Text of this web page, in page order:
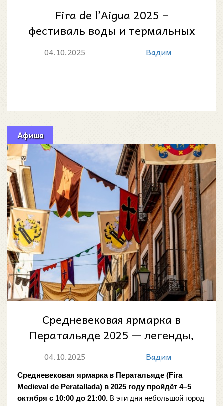
Fira de l’Aigua 2025 –
фестиваль воды и термальных
традиций в Кальдес-де-
Малавелья
04.10.2025 Вадим
Афиша
Средневековая ярмарка в
Ператальяде 2025 — легенды,
ремёсла и веселье
04.10.2025 Вадим
Средневековая ярмарка в Ператальяде (Fira
Medieval de Peratallada) в 2025 году пройдёт 4–5
октября с 10:00 до 21:00. В эти дни небольшой город